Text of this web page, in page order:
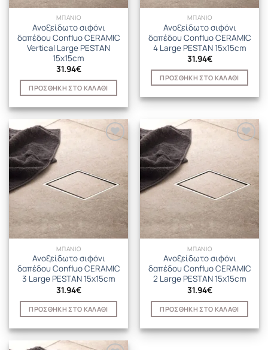
ΜΠΑΝΙΟ
Ανοξείδωτο σιφόνι
δαπέδου Confluo CERAMIC
Vertical Large PESTAN
15x15cm
31.94€
ΠΡΟΣΘΉΚΗ ΣΤΟ ΚΑΛΆΘΙ
ΜΠΑΝΙΟ
Ανοξείδωτο σιφόνι
δαπέδου Confluo CERAMIC
4 Large PESTAN 15x15cm
31.94€
ΠΡΟΣΘΉΚΗ ΣΤΟ ΚΑΛΆΘΙ
ΜΠΑΝΙΟ
Ανοξείδωτο σιφόνι
δαπέδου Confluo CERAMIC
3 Large PESTAN 15x15cm
31.94€
ΠΡΟΣΘΉΚΗ ΣΤΟ ΚΑΛΆΘΙ
ΜΠΑΝΙΟ
Ανοξείδωτο σιφόνι
δαπέδου Confluo CERAMIC
2 Large PESTAN 15x15cm
31.94€
ΠΡΟΣΘΉΚΗ ΣΤΟ ΚΑΛΆΘΙ